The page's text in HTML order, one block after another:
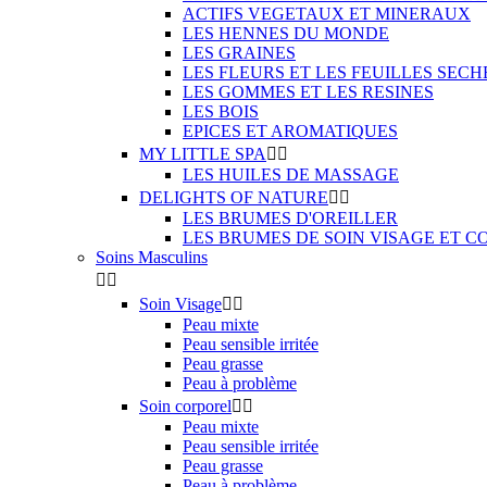
ACTIFS VEGETAUX ET MINERAUX
LES HENNES DU MONDE
LES GRAINES
LES FLEURS ET LES FEUILLES
LES GOMMES ET LES RESINES
LES BOIS
EPICES ET AROMATIQUES
MY LITTLE SPA  
LES HUILES DE MASSAGE
DELIGHTS OF NATURE 
LES BRUMES D'OREILLER
LES BRUMES DE SOIN VISAGE ET
Soins Masculins
 
Soin Visage 
Peau mixte
Peau sensible irritée
Peau grasse
Peau à problème
Soin corporel 
Peau mixte
Peau sensible irritée
Peau grasse